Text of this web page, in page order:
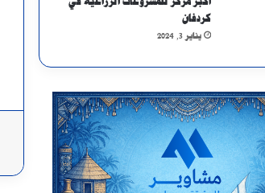
كردفان
يناير 3, 2024